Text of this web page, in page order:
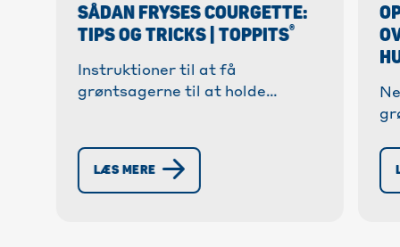
SÅDAN FRYSES COURGETTE:
TIPS OG TRICKS | TOPPITS®
Instruktioner til at få
grøntsagerne til at holde
til forberedelse og opbevaring »
Find ud af mere nu!
LÆS MERE